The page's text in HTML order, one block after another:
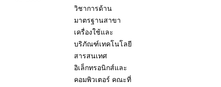
วิชาการด้าน
มาตรฐานสาขา
เครื่องใช้และ
บริภัณฑ์เทคโนโลยี
สารสนเทศ
อิเล็กทรอนิกส์และ
คอมพิวเตอร์ คณะที่